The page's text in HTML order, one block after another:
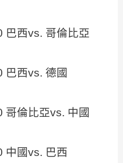
巴西vs. 哥倫比亞
巴西vs. 德國
哥倫比亞vs. 中國
中國vs. 巴西